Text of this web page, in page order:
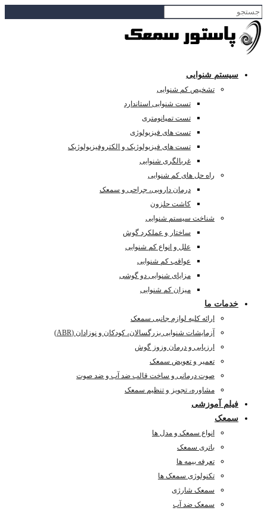
سیستم شنوایی
تشخیص کم شنوایی
تست شنوایی استاندارد
تست تمپانومتری
تست های فیزیولوژی
تست های فیزیولوژیک و الکتروفیزیولوژیک
غربالگری شنوایی
راه حل های کم شنوایی
درمان دارویی، جراحی و سمعک
کاشت حلزون
شناخت سیستم شنوایی
ساختار و عملکرد گوش
علل و انواع کم شنوایی
عواقب کم شنوایی
مزایای شنوایی دو گوشی
میزان کم شنوایی
خدمات ما
ارائه کلیه لوازم جانبی سمعک
آزمایشات شنوایی بزرگسالان، کودکان و نوزادان (ABR)
ارزیابی و درمان وزوز گوش
تعمیر و تعویض سمعک
صوت درمانی و ساخت قالب ضد آب و ضد صوت
مشاوره، تجویز و تنظیم سمعک
فیلم آموزشی
سمعک
انواع سمعک و مدل ها
باتری سمعک
تعرفه بیمه ها
تکنولوژی سمعک ها
سمعک شارژی
سمعک ضد آب